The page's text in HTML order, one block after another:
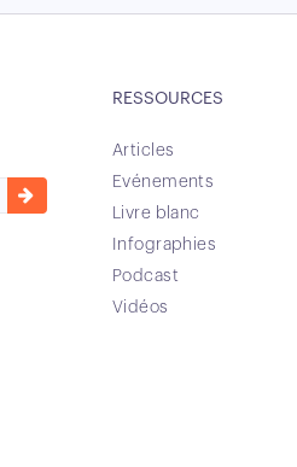
RESSOURCES
Articles
Evénements
Livre blanc
Infographies
Podcast
Vidéos